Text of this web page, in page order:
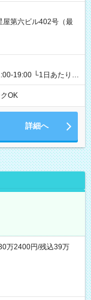
屋第六ビル402号（最
19:00 └1日あたりの
れば、いつでも勤務可
でご勤務いただけま
能なお仕事です！
OK
詳細へ
万2400円/残込39万